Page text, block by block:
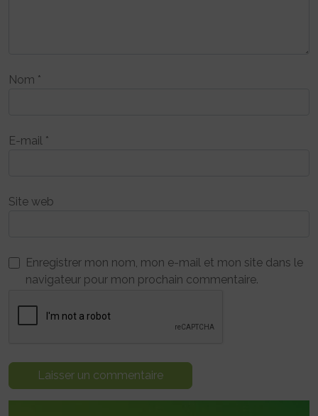
Nom *
E-mail *
Site web
Enregistrer mon nom, mon e-mail et mon site dans le
navigateur pour mon prochain commentaire.